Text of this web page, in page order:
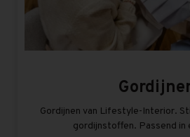
Gordijnen van Lifestyle-Interior.
gordijnstoffen. Passend in